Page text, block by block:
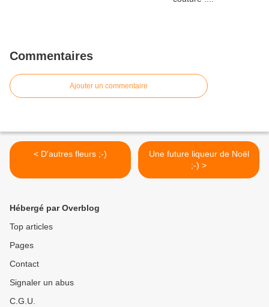
Commentaires
Ajouter un commentaire
< D'autres fleurs ;-)
Une future liqueur de Noël
;-) >
Hébergé par Overblog
Top articles
Pages
Contact
Signaler un abus
C.G.U.